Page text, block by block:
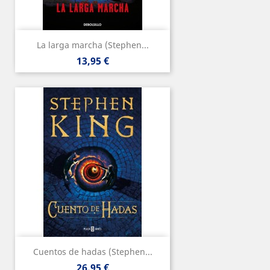
La larga marcha (Stephen...
Precio
13,95 €
Cuentos de hadas (Stephen...
Precio